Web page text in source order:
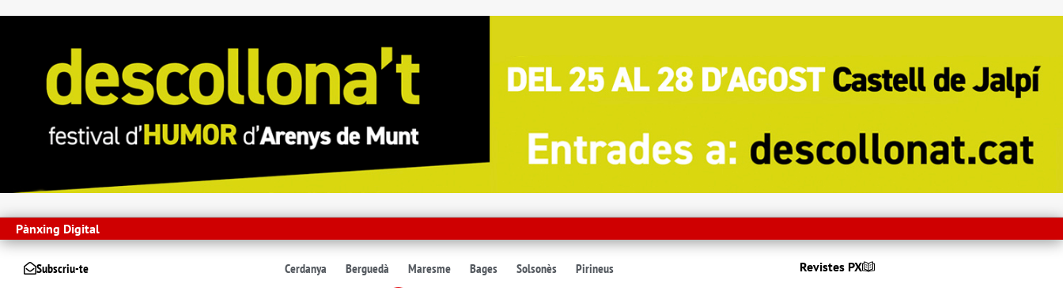
Pànxing Digital
Subscriu-te Cerdanya Berguedà Maresme Bages Solsonès Pirineus Revistes PX